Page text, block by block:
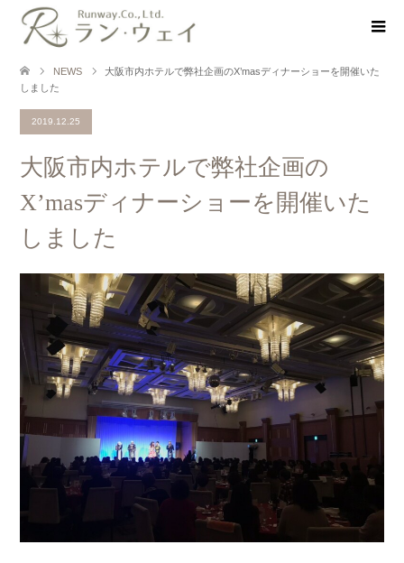
NEWS
大阪市内ホテルで弊社企画のX’masディナーショーを開催いた
しました
2019.12.25
大阪市内ホテルで弊社企画の
X’masディナーショーを開催いた
しました